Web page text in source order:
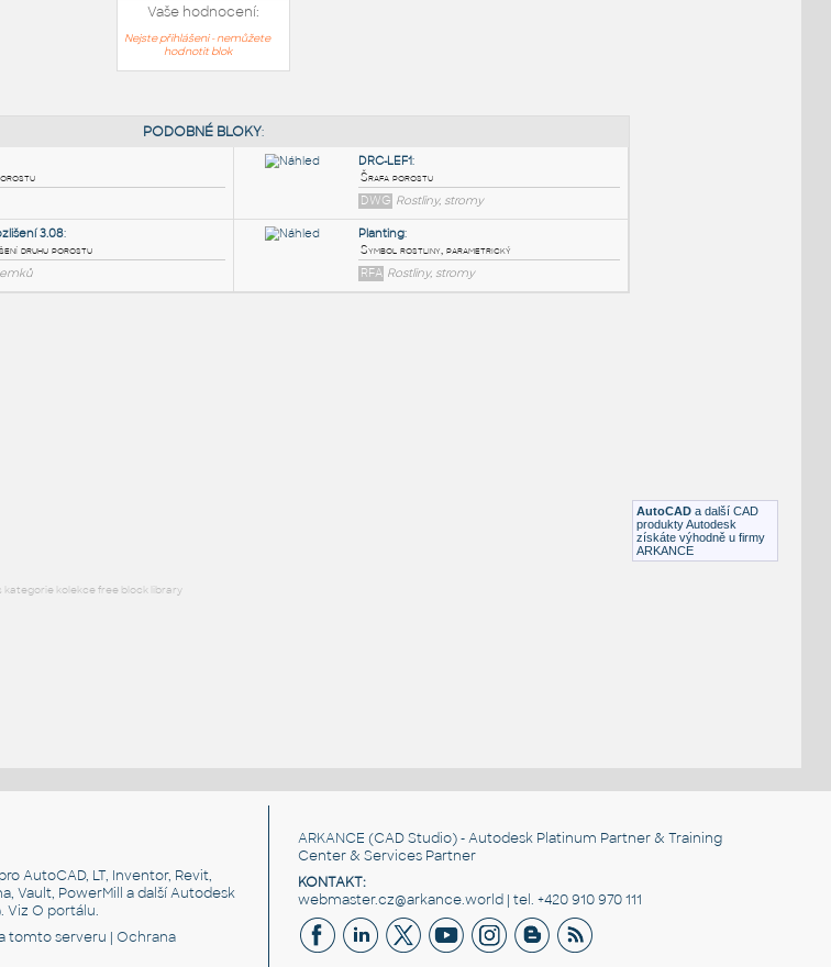
Vaše hodnocení:
Nejste přihlášeni - nemůžete
hodnotit blok
Rostliny, stromy
AutoCAD a další CAD
produkty Autodesk
získáte výhodně u firmy
ARKANCE
kategorie kolekce free block library
AutoCAD, LT, Inventor, Revit,
Vault, PowerMill a další Autodesk
VizO portálu.
tomto serveru |Ochrana
ARKANCE (CAD Studio) - Autodesk Platinum Partner & Training
Center & Services Partner
KONTAKT:
webmaster.cz@arkance.world | tel. +420 910 970 111